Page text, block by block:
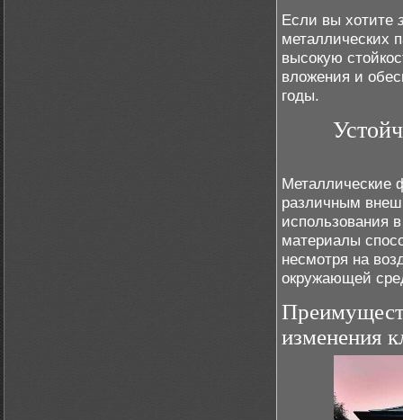
Если вы хотите
металлических
высокую
вложения и
годы.
Металлические
различным
использования
материалы
несмотря на
окружающей
изменения